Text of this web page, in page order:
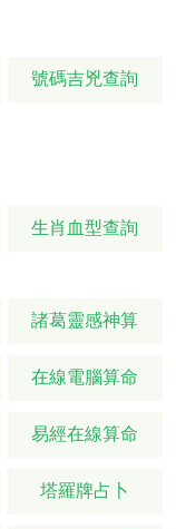
號碼吉兇查詢
生肖血型查詢
諸葛靈感神算
在線電腦算命
易經在線算命
塔羅牌占卜